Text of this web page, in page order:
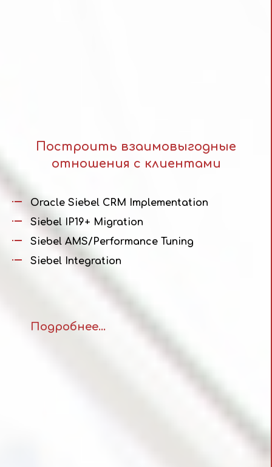
Построить взаимовыгодные
отношения с клиентами
Oracle Siebel CRM Implementation
Siebel IP19+ Migration
Siebel AMS/Performance Tuning
Siebel Integration
Подробнее...